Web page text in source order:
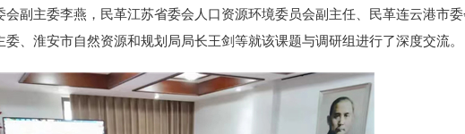
副主委李燕，民革江苏省委会人口资源环境委员会副主任、民革连云港市
、淮安市自然资源和规划局局长王剑等就该课题与调研组进行了深度交流。